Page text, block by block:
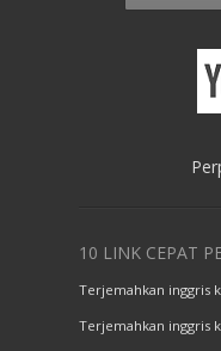
10 LINK CEPAT
Terjemahkan inggris
Terjemahkan inggris